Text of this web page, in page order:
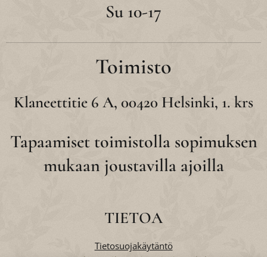
Su 10-17
Toimisto
Klaneettitie 6 A, 00420 Helsinki, 1. krs
Tapaamiset toimistolla sopimuksen
mukaan joustavilla ajoilla
TIETOA
Tietosuojakäytäntö